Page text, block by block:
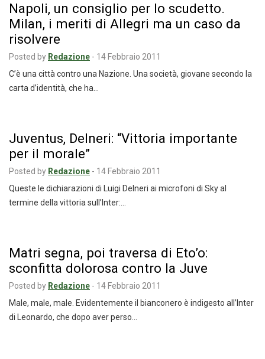
Napoli, un consiglio per lo scudetto.
Milan, i meriti di Allegri ma un caso da
risolvere
Posted by Redazione - 14 Febbraio 2011
C’è una città contro una Nazione. Una società, giovane secondo la
carta d’identità, che ha…
Juventus, Delneri: “Vittoria importante
per il morale”
Posted by Redazione - 14 Febbraio 2011
Queste le dichiarazioni di Luigi Delneri ai microfoni di Sky al
termine della vittoria sull’Inter:…
Matri segna, poi traversa di Eto’o:
sconfitta dolorosa contro la Juve
Posted by Redazione - 14 Febbraio 2011
Male, male, male. Evidentemente il bianconero è indigesto all’Inter
di Leonardo, che dopo aver perso…